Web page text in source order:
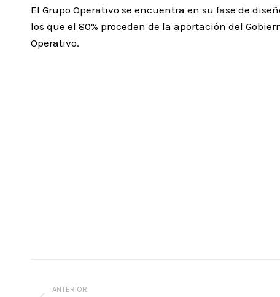
El Grupo Operativo se encuentra en su fase de
los que el 80% proceden de la aportación del
Operativo.
ANTERIOR